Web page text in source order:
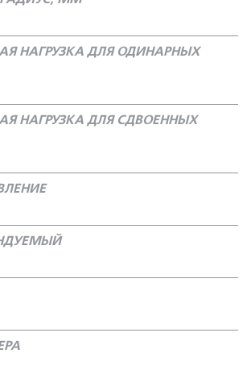
НАГРУЗКА ДЛЯ ОДИНАРНЫХ
НАГРУЗКА ДЛЯ СДВОЕННЫХ